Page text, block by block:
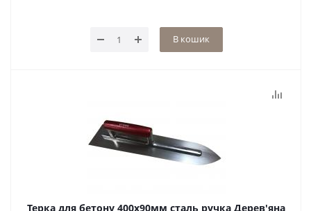
В кошик
Терка для бетону 400х90мм сталь ручка Дерев'яна